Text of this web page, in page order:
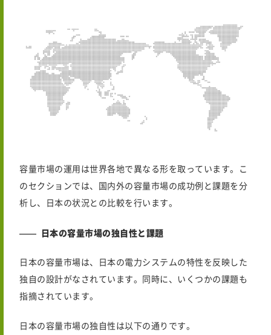
容量市場の運用は世界各地で異なる形を取っています。こ
のセクションでは、国内外の容量市場の成功例と課題を分
析し、日本の状況との比較を行います。
日本の容量市場の独自性と課題
日本の容量市場は、日本の電力システムの特性を反映した
独自の設計がなされています。同時に、いくつかの課題も
指摘されています。
日本の容量市場の独自性は以下の通りです。